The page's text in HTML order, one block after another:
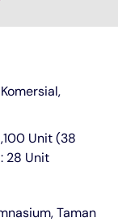
Komersial,
Unit (38
28 Unit
Taman